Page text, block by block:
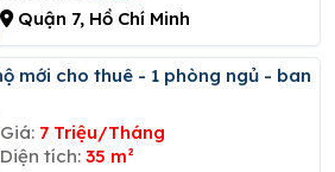
Quận 7, Hồ Chí Minh
Giá: 7 Triệu/Tháng
Diện tích: 35 m²